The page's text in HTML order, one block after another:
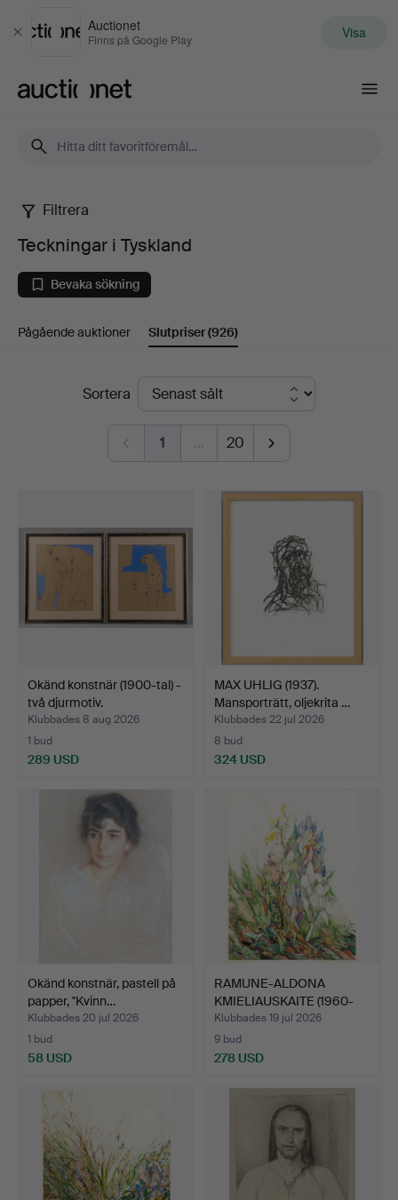
Stäng
Auctionet
Finns på Google Play Visa
Teckningar
Tyskland
Filtrera
Teckningar i Tyskland
Bevaka sökning
Pågående auktioner Slutpriser(926)
SlutpriserSortera
1 … 20
Okänd konstnär (1900-tal) -
två djurmotiv.
Klubbades 8 aug 2026
1 bud
289 USD
MAX UHLIG (1937).
Mansporträtt, oljekrita …
Klubbades 22 jul 2026
8 bud
324 USD
Okänd konstnär, pastell på
papper, ''Kvinn…
Klubbades 20 jul 2026
1 bud
58 USD
RAMUNE-ALDONA
KMIELIAUSKAITE (1960-
2020). …
Klubbades 19 jul 2026
9 bud
278 USD